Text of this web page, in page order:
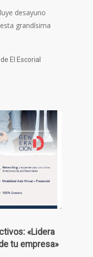
desayuno
grandísima
El Escorial
«Lidera
tu empresa»